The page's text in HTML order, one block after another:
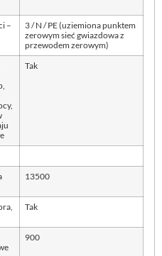
–
3 / N / PE (uziemiona punktem
zerowym sieć gwiazdowa z
przewodem zerowym)
Tak
13500
Tak
900